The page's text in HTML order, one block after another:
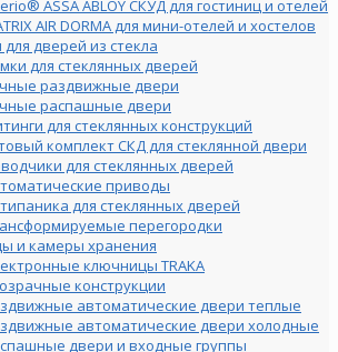
ASSA ABLOY СКУД для гостиниц и отелей
AIR DORMA для мини-отелей и хостелов
дверей из стекла
для стеклянных дверей
раздвижные двери
распашные двери
для стеклянных конструкций
комплект СКД для стеклянной двери
для стеклянных дверей
приводы
для стеклянных дверей
перегородки
и камеры хранения
ключницы TRAKA
конструкции
автоматические двери теплые
автоматические двери холодные
двери и входные группы